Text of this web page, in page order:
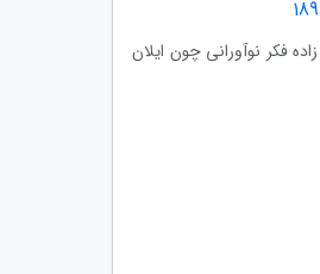
فکر نوآورانی چون ایلان